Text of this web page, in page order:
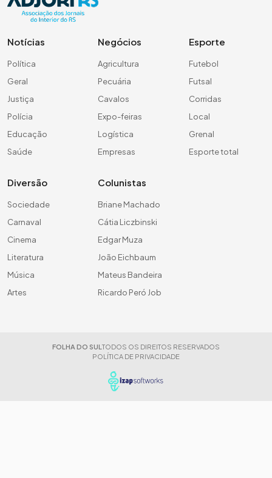
Notícias
Política
Geral
Justiça
Polícia
Educação
Saúde
Negócios
Agricultura
Pecuária
Cavalos
Expo-feiras
Logística
Empresas
Esporte
Futebol
Futsal
Corridas
Local
Grenal
Esporte total
Diversão
Sociedade
Carnaval
Cinema
Literatura
Música
Artes
Colunistas
Briane Machado
Cátia Liczbinski
Edgar Muza
João Eichbaum
Mateus Bandeira
Ricardo Peró Job
FOLHA DO SUL TODOS OS DIREITOS RESERVADOS
POLÍTICA DE PRIVACIDADE